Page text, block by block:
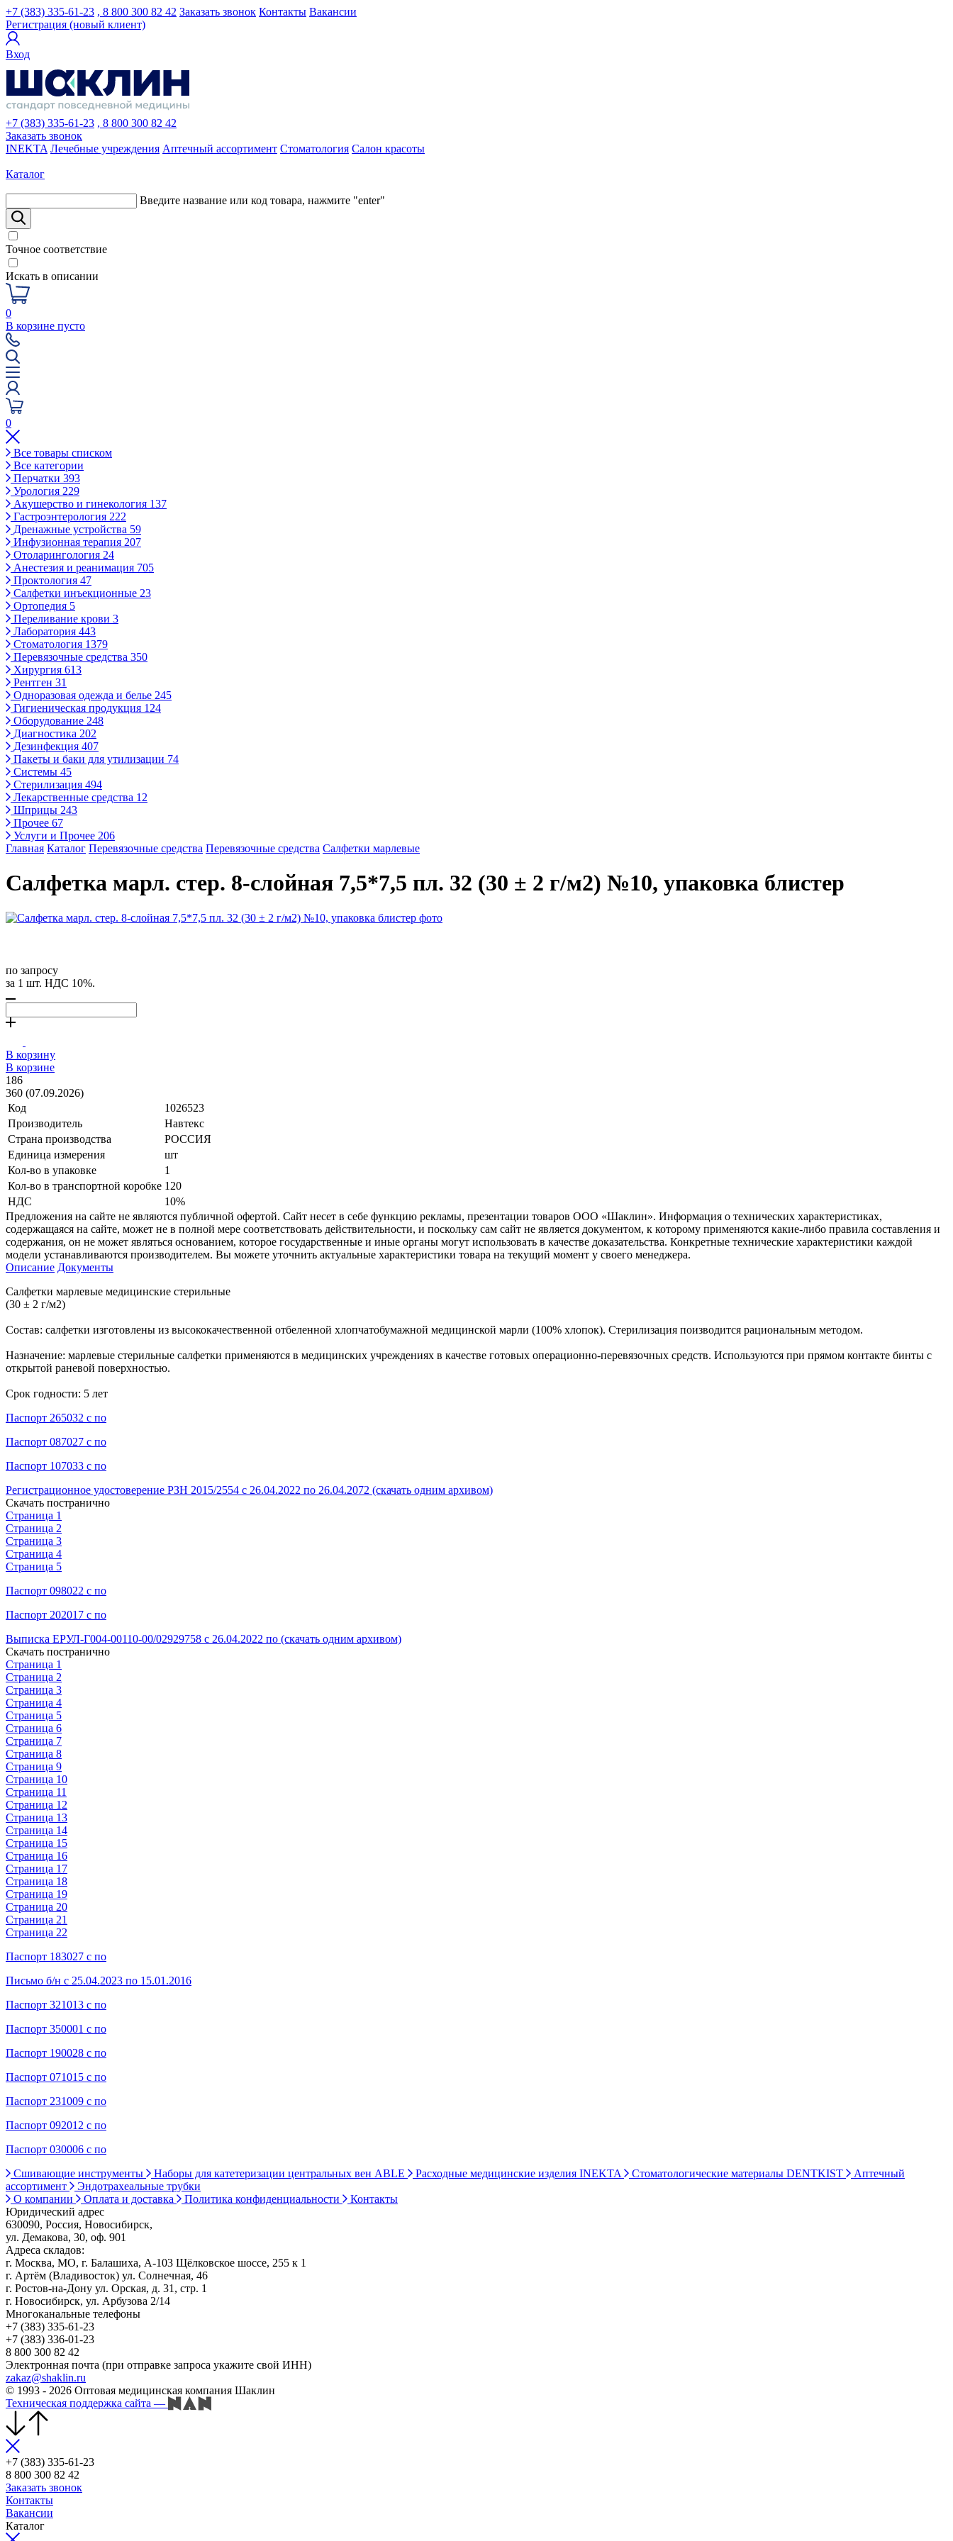
+7 (383) 335-61-23 , 8 800 300 82 42 Заказать звонок Контакты Вакансии
Регистрация (новый клиент)
Вход
+7 (383) 335-61-23 , 8 800 300 82 42
Заказать звонок
INEKTA Лечебные учреждения Аптечный ассортимент Стоматология Салон красоты
Каталог
Введите название или код товара, нажмите "enter"
Точное соответствие
Искать в описании
0
В корзине пусто
0
Все товары списком
Все категории
Перчатки 393
Урология 229
Акушерство и гинекология 137
Гастроэнтерология 222
Дренажные устройства 59
Инфузионная терапия 207
Отоларингология 24
Анестезия и реанимация 705
Проктология 47
Салфетки инъекционные 23
Ортопедия 5
Переливание крови 3
Лаборатория 443
Стоматология 1379
Перевязочные средства 350
Хирургия 613
Рентген 31
Одноразовая одежда и белье 245
Гигиеническая продукция 124
Оборудование 248
Диагностика 202
Дезинфекция 407
Пакеты и баки для утилизации 74
Системы 45
Стерилизация 494
Лекарственные средства 12
Шприцы 243
Прочее 67
Услуги и Прочее 206
Главная Каталог Перевязочные средства Перевязочные средства Салфетки марлевые
Салфетка марл. стер. 8-слойная 7,5*7,5 пл. 32 (30 ± 2 г/м2) №10, упаковка блистер
по запросу
за 1 шт. НДС 10%.
В корзину
В корзине
186
360 (07.09.2026)
Код
1026523
Производитель
Навтекс
Страна производства
РОССИЯ
Единица измерения
шт
Кол-во в упаковке
1
Кол-во в транспортной коробке 120
НДС
10%
Предложения на сайте не являются публичной офертой. Сайт несет в себе функцию рекламы, презентации товаров ООО «Шаклин». Информация о технических характеристиках,
содержащаяся на сайте, может не в полной мере соответствовать действительности, и поскольку сам сайт не является документом, к которому применяются какие-либо правила составления и
содержания, он не может являться основанием, которое государственные и иные органы могут использовать в качестве доказательства. Конкретные технические характеристики каждой
модели устанавливаются производителем. Вы можете уточнить актуальные характеристики товара на текущий момент у своего менеджера.
Описание Документы
Салфетки марлевые медицинские стерильные
(30 ± 2 г/м2)
Состав: салфетки изготовлены из высококачественной отбеленной хлопчатобумажной медицинской марли (100% хлопок). Стерилизация поизводится рациональным методом.
Назначение: марлевые стерильные салфетки применяются в медицинских учреждениях в качестве готовых операционно-перевязочных средств. Используются при прямом контакте бинты с
открытой раневой поверхностью.
Срок годности: 5 лет
Паспорт 265032 с по
Паспорт 087027 с по
Паспорт 107033 с по
Регистрационное удостоверение РЗН 2015/2554 с 26.04.2022 по 26.04.2072 (скачать одним архивом)
Скачать постранично
Страница 1
Страница 2
Страница 3
Страница 4
Страница 5
Паспорт 098022 с по
Паспорт 202017 с по
Выписка ЕРУЛ-Г004-00110-00/02929758 с 26.04.2022 по (скачать одним архивом)
Скачать постранично
Страница 1
Страница 2
Страница 3
Страница 4
Страница 5
Страница 6
Страница 7
Страница 8
Страница 9
Страница 10
Страница 11
Страница 12
Страница 13
Страница 14
Страница 15
Страница 16
Страница 17
Страница 18
Страница 19
Страница 20
Страница 21
Страница 22
Паспорт 183027 с по
Письмо б/н с 25.04.2023 по 15.01.2016
Паспорт 321013 с по
Паспорт 350001 с по
Паспорт 190028 с по
Паспорт 071015 с по
Паспорт 231009 с по
Паспорт 092012 с по
Паспорт 030006 с по
Сшивающие инструменты
Наборы для катетеризации центральных вен ABLE Расходные медицинские изделия INEKTA Стоматологические материалы DENTKIST
Аптечный
ассортимент
Эндотрахеальные трубки
О компании
Оплата и доставка Политика конфиденциальности
Контакты
Юридический адрес
630090, Россия, Новосибирск,
ул. Демакова, 30, оф. 901
Адреса складов:
г. Москва, МО, г. Балашиха, А-103 Щёлковское шоссе, 255 к 1
г. Артём (Владивосток) ул. Солнечная, 46
г. Ростов-на-Дону ул. Орская, д. 31, стр. 1
г. Новосибирск, ул. Арбузова 2/14
Многоканальные телефоны
+7 (383) 335-61-23
+7 (383) 336-01-23
8 800 300 82 42
Электронная почта (при отправке запроса укажите свой ИНН)
zakaz@shaklin.ru
© 1993 - 2026 Оптовая медицинская компания Шаклин
Техническая поддержка сайта —
+7 (383) 335-61-23
8 800 300 82 42
Заказать звонок
Контакты
Вакансии
Каталог